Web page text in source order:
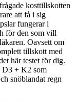
kosttillskotten
att få i sig
fungerar i
för den som vill
Oavsett om
tillskott med
här testet för dig.
D3 + K2 som
snöblandat regn